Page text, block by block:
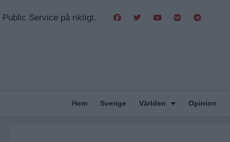
Public Service på riktigt.
Hem Sverige Världen Opinion